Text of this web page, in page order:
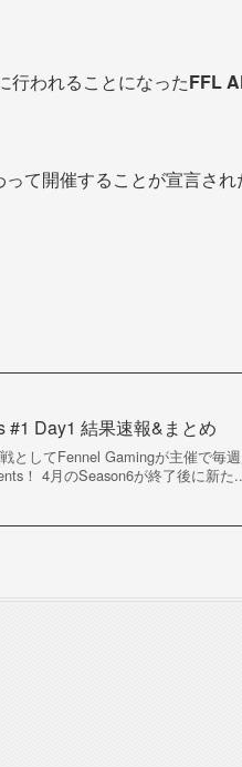
行われることになったFFL
て開催することが宣言され
#1 Day1 結果速報&まとめ
としてFennel Gamingが主催で毎
！ 4月のSeason6が終了後に新た